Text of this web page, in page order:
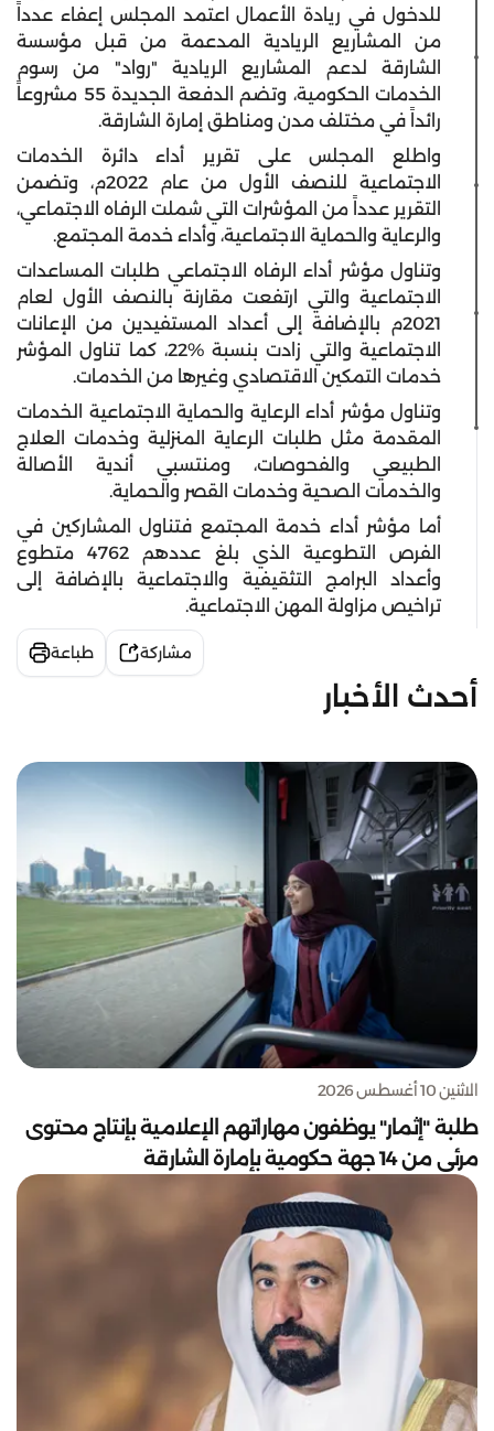
للدخول في ريادة الأعمال اعتمد المجلس إعفاء عدداً
من المشاريع الريادية المدعمة من قبل مؤسسة
الشارقة لدعم المشاريع الريادية "رواد" من رسوم
الخدمات الحكومية، وتضم الدفعة الجديدة 55 مشروعاً
رائداً في مختلف مدن ومناطق إمارة الشارقة.
واطلع المجلس على تقرير أداء دائرة الخدمات
الاجتماعية للنصف الأول من عام 2022م، وتضمن
التقرير عدداً من المؤشرات التي شملت الرفاه الاجتماعي،
والرعاية والحماية الاجتماعية، وأداء خدمة المجتمع.
وتناول مؤشر أداء الرفاه الاجتماعي طلبات المساعدات
الاجتماعية والتي ارتفعت مقارنة بالنصف الأول لعام
2021م بالإضافة إلى أعداد المستفيدين من الإعانات
الاجتماعية والتي زادت بنسبة 22‎%‎، كما تناول المؤشر
خدمات التمكين الاقتصادي وغيرها من الخدمات.
وتناول مؤشر أداء الرعاية والحماية الاجتماعية الخدمات
المقدمة مثل طلبات الرعاية المنزلية وخدمات العلاج
الطبيعي والفحوصات، ومنتسبي أندية الأصالة
والخدمات الصحية وخدمات القصر والحماية.
أما مؤشر أداء خدمة المجتمع فتناول المشاركين في
الفرص التطوعية الذي بلغ عددهم 4762 متطوع
وأعداد البرامج التثقيفية والاجتماعية بالإضافة إلى
تراخيص مزاولة المهن الاجتماعية.
مشاركة طباعة
أحدث الأخبار
الاثنين 10 أغسطس 2026
طلبة "إثمار" يوظفون مهاراتهم الإعلامية بإنتاج محتوى
مرئي من 14 جهة حكومية بإمارة الشارقة